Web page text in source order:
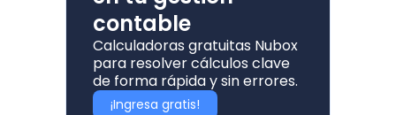
contable
Calculadoras gratuitas Nubox
para resolver cálculos clave
de forma rápida y sin errores.
¡Ingresa gratis!